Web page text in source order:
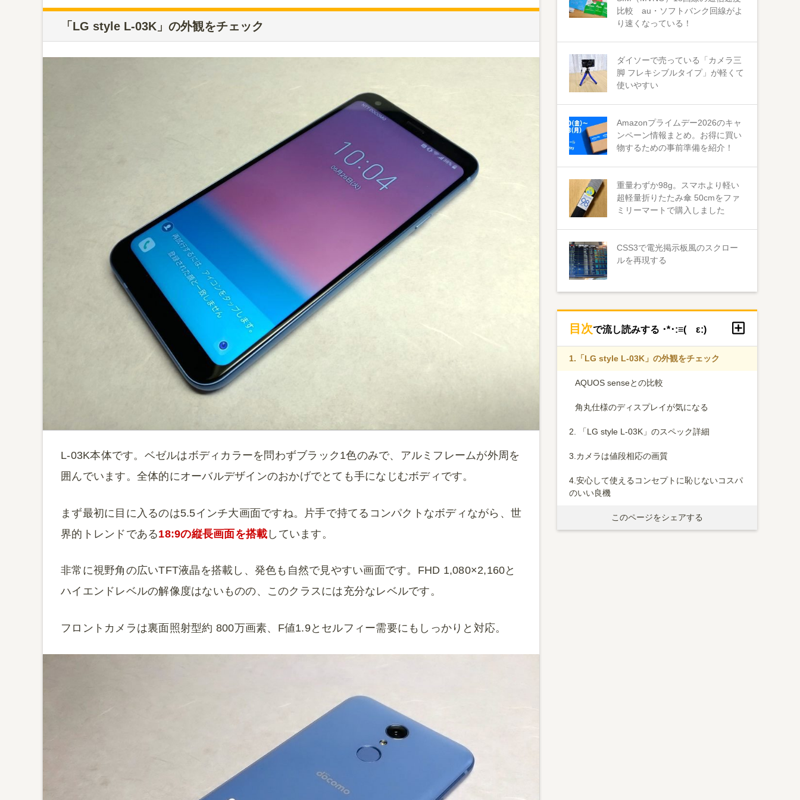
「LG style L-03K」の外観をチェック
L-03K本体です。ベゼルはボディカラーを問わずブラック1色のみで、アルミフレームが外周を
囲んでいます。全体的にオーバルデザインのおかげでとても手になじむボディです。
まず最初に目に入るのは5.5インチ大画面ですね。片手で持てるコンパクトなボディながら、世
界的トレンドである18:9の縦長画面を搭載 しています。
非常に視野角の広いTFT液晶を搭載し、発色も自然で見やすい画面です。FHD 1,080×2,160と
ハイエンドレベルの解像度はないものの、このクラスには充分なレベルです。
フロントカメラは裏面照射型約 800万画素、F値1.9とセルフィー需要にもしっかりと対応。
比較 au・ソフトバンク回線がよ
り速くなっている！
ダイソーで売っている「カメラ三
脚 フレキシブルタイプ」が軽くて
使いやすい
Amazonプライムデー2026のキャ
ンペーン情報まとめ。お得に買い
物するための事前準備を紹介！
重量わずか98g。スマホより軽い
超軽量折りたたみ傘 50cmをファ
ミリーマートで購入しました
CSS3で電光掲示板風のスクロー
ルを再現する
目次で流し読みする ･*･:≡( ε:)
1. 「LG style L-03K」の外観をチェック
AQUOS senseとの比較
角丸仕様のディスプレイが気になる
2. 「LG style L-03K」のスペック詳細
3. カメラは値段相応の画質
4. 安心して使えるコンセプトに恥じないコスパ
のいい良機
このページをシェアする